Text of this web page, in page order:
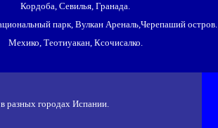
Кордоба, Севилья, Гранада.
парк, Вулкан Ареналь,Черепаший остров.
Мехико, Теотиуакан, Ксочисалко.
разных городах Испании.